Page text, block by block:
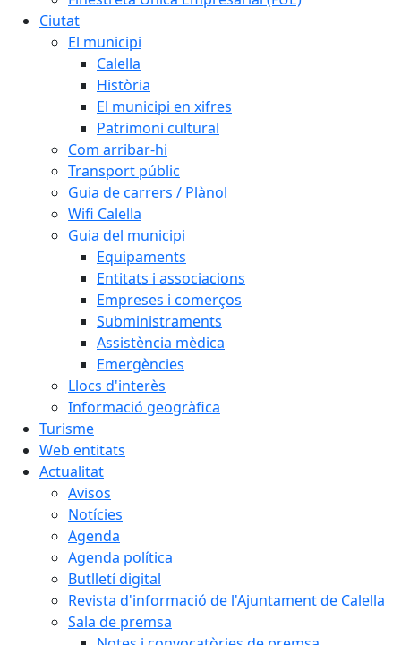
Ciutat
El municipi
Calella
Història
El municipi en xifres
Patrimoni cultural
Com arribar-hi
Transport públic
Guia de carrers / Plànol
Wifi Calella
Guia del municipi
Equipaments
Entitats i associacions
Empreses i comerços
Subministraments
Assistència mèdica
Emergències
Llocs d'interès
Informació geogràfica
Turisme
Web entitats
Actualitat
Avisos
Notícies
Agenda
Agenda política
Butlletí digital
Revista d'informació de l'Ajuntament de Calella
Sala de premsa